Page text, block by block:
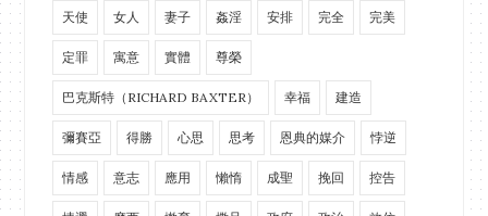
天使 女人 妻子 姦淫 安排 完全 完美
定罪 寓意 實體 尊榮
巴克斯特（RICHARD BAXTER） 幸福 建造
彌賽亞 得勝 心思 思考 恩典的媒介 悖逆
情感 意志 應用 懶惰 成聖 挽回 控告